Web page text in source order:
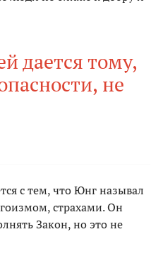
дается тому,
не
с тем, что Юнг называл
страхами. Он
Закон, но это не